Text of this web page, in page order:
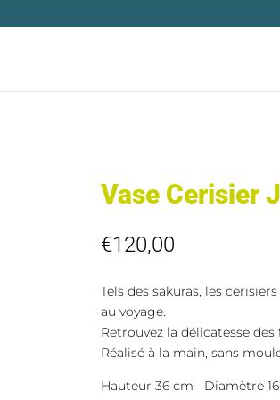
Vase Cerisier
€120,00
Tels des sakuras, les
au voyage.
Retrouvez la délicatesse
Réalisé à la main, sans
Hauteur 36 cm Diamètre